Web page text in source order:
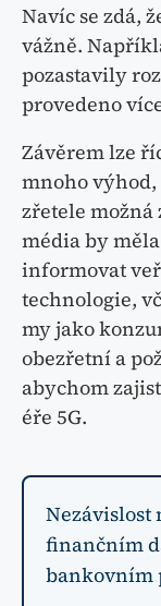
Navíc se zdá,
vážně.
pozastavily
provedeno
Závěrem lze
mnoho výhod,
zřetele
média by
informovat
technologie,
my jako
obezřetní a
abychom
éře 5G.
Nezávislost
finančním
bankovním